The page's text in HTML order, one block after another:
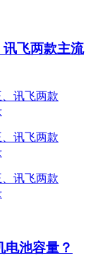
飞两款主流
池容量？